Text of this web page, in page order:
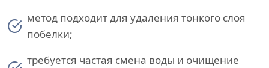
метод подходит для удаления тонкого слоя
побелки;
требуется частая смена воды и очищение